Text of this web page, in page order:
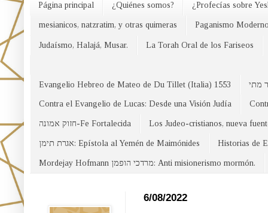
Página principal ¿Quiénes somos? ¿Profecías sobre
mesianicos, natzratim, y otras quimeras Paganismo
Judaísmo, Halajá, Musar. La Torah Oral de los Fariseos
Evangelio Hebreo de Mateo de Du Tillet (Italia) 1553
Contra el Evangelio de Lucas: Desde una Visión Judía
חזוק אמונה-Fe Fortalecida Los Judeo-cristianos, nueva
אגרת תימן: Epístola al Yemén de Maimónides Historias de
Mordejay Hofmann מרדכי הופמן: Anti misionerismo mormón.
6/08/2022